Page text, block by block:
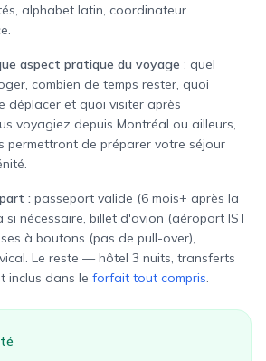
alphabet latin, coordinateur
aspect pratique du voyage : quel
combien de temps rester, quoi
déplacer et quoi visiter après
voyagiez depuis Montréal ou ailleurs,
permettront de préparer votre séjour
: passeport valide (6 mois+ après la
si nécessaire, billet d'avion (aéroport IST
à boutons (pas de pull-over),
Le reste — hôtel 3 nuits, transferts
inclus dans le forfait tout compris.